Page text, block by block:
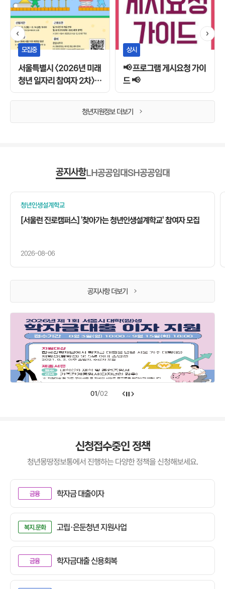
용
시
작
모집중
서울특별시 <2026년 미래
청년 일자리 참여자 2차>
모집
상시
📢 프로그램 게시요청 가이
드 📢
청년지원정보 더보기
공지사항LH공공임대SH공공임대
공
청년인생설계학교
[서울런 진로캠퍼스] '찾아가는 청년인생설계학교' 참여자 모집
2026-08-06
공지사항 더보기
01/02
신청접수중인 정책
청년몽땅정보통에서 진행하는 다양한 정책을 신청해보세요.
전
내
용
시
금융 학자금 대출이자
복지.문화 고립·은둔청년 지원사업
금융 학자금대출 신용회복